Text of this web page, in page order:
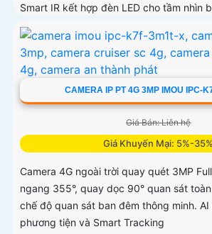
Smart IR kết hợp đèn LED cho tầm nhìn
30m
CAMERA IP PT 4G 3MP IMOU IPC-
Giá Bán: Liên hệ
Giá Khuyến Mại: 5%-35%
Camera 4G ngoài trời quay quét 3MP
ngang 355°, quay dọc 90° quan sát
chế độ quan sát ban đêm thông minh.
phương tiện và Smart Tracking